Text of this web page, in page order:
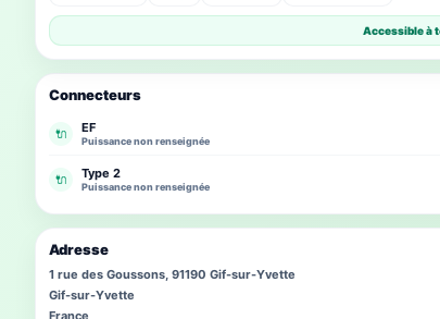
Connecteurs
🔌 EF
Puissance non renseignée
🔌 Type 2
Puissance non renseignée
Accessible à
Adresse
1 rue des Goussons, 91190 Gif-sur-Yvette
Gif-sur-Yvette
France